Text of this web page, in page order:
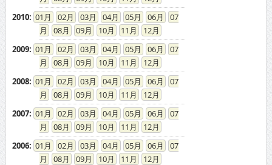
2010: 01 02 03 04 05 06
07
08
09 10 11
12
2009: 01 02 03 04 05 06
07
08
09 10 11
12
2008: 01 02 03 04 05 06
07
08
09 10 11
12
2007: 01 02 03 04 05 06
07
08
09 10 11
12
2006: 01 02 03 04 05 06
07
08
09 10 11
12